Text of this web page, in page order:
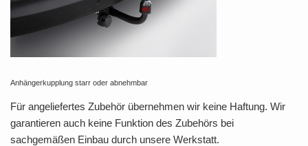
Anhängerkupplung starr oder abnehmbar
Für angeliefertes Zubehör übernehmen wir keine Haftung. Wir
garantieren auch keine Funktion des Zubehörs bei
sachgemäßen Einbau durch unsere Werkstatt.